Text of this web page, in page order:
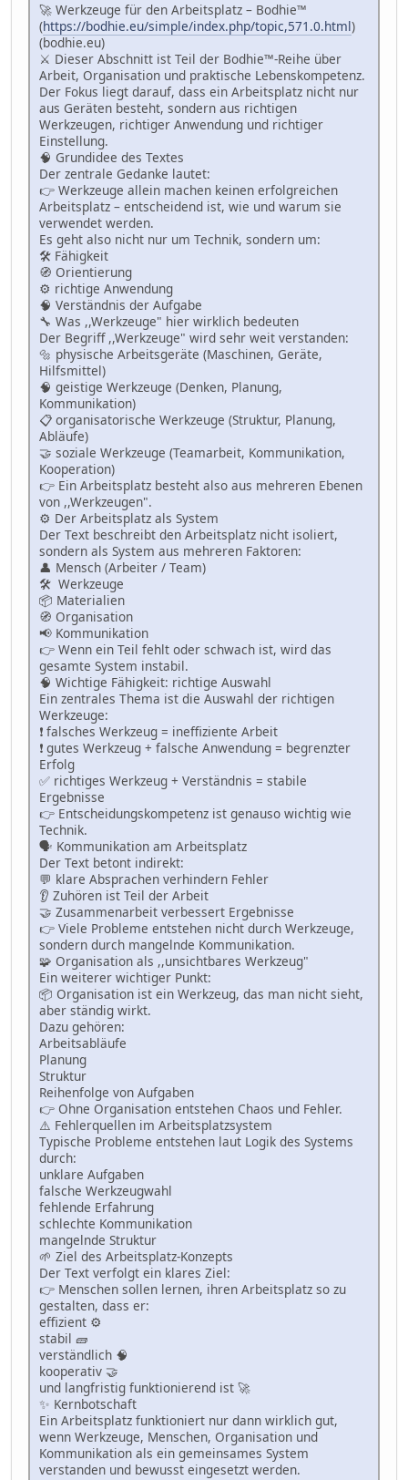
🚀 Werkzeuge für den Arbeitsplatz – Bodhie™
(https://bodhie.eu/simple/index.php/topic,571.0.html)
(bodhie.eu)
⚔️ Dieser Abschnitt ist Teil der Bodhie™-Reihe über
Arbeit, Organisation und praktische Lebenskompetenz.
Der Fokus liegt darauf, dass ein Arbeitsplatz nicht nur
aus Geräten besteht, sondern aus richtigen
Werkzeugen, richtiger Anwendung und richtiger
Einstellung.
🧠 Grundidee des Textes
Der zentrale Gedanke lautet:
👉 Werkzeuge allein machen keinen erfolgreichen
Arbeitsplatz – entscheidend ist, wie und warum sie
verwendet werden.
Es geht also nicht nur um Technik, sondern um:
🛠 Fähigkeit
🧭 Orientierung
⚙️ richtige Anwendung
🧠 Verständnis der Aufgabe
🔧 Was ,,Werkzeuge" hier wirklich bedeuten
Der Begriff ,,Werkzeuge" wird sehr weit verstanden:
🔩 physische Arbeitsgeräte (Maschinen, Geräte,
Hilfsmittel)
🧠 geistige Werkzeuge (Denken, Planung,
Kommunikation)
📋 organisatorische Werkzeuge (Struktur, Planung,
Abläufe)
🤝 soziale Werkzeuge (Teamarbeit, Kommunikation,
Kooperation)
👉 Ein Arbeitsplatz besteht also aus mehreren Ebenen
von ,,Werkzeugen".
⚙️ Der Arbeitsplatz als System
Der Text beschreibt den Arbeitsplatz nicht isoliert,
sondern als System aus mehreren Faktoren:
👤 Mensch (Arbeiter / Team)
🛠 Werkzeuge
📦 Materialien
🧭 Organisation
📢 Kommunikation
👉 Wenn ein Teil fehlt oder schwach ist, wird das
gesamte System instabil.
🧠 Wichtige Fähigkeit: richtige Auswahl
Ein zentrales Thema ist die Auswahl der richtigen
Werkzeuge:
❗ falsches Werkzeug = ineffiziente Arbeit
❗ gutes Werkzeug + falsche Anwendung = begrenzter
Erfolg
✅ richtiges Werkzeug + Verständnis = stabile
Ergebnisse
👉 Entscheidungskompetenz ist genauso wichtig wie
Technik.
🗣 Kommunikation am Arbeitsplatz
Der Text betont indirekt:
💬 klare Absprachen verhindern Fehler
👂 Zuhören ist Teil der Arbeit
🤝 Zusammenarbeit verbessert Ergebnisse
👉 Viele Probleme entstehen nicht durch Werkzeuge,
sondern durch mangelnde Kommunikation.
🧩 Organisation als ,,unsichtbares Werkzeug"
Ein weiterer wichtiger Punkt:
📦 Organisation ist ein Werkzeug, das man nicht sieht,
aber ständig wirkt.
Dazu gehören:
Arbeitsabläufe
Planung
Struktur
Reihenfolge von Aufgaben
👉 Ohne Organisation entstehen Chaos und Fehler.
⚠️ Fehlerquellen im Arbeitsplatzsystem
Typische Probleme entstehen laut Logik des Systems
durch:
unklare Aufgaben
falsche Werkzeugwahl
fehlende Erfahrung
schlechte Kommunikation
mangelnde Struktur
🌱 Ziel des Arbeitsplatz-Konzepts
Der Text verfolgt ein klares Ziel:
👉 Menschen sollen lernen, ihren Arbeitsplatz so zu
gestalten, dass er:
effizient ⚙️
stabil 🧱
verständlich 🧠
kooperativ 🤝
und langfristig funktionierend ist 🚀
✨ Kernbotschaft
Ein Arbeitsplatz funktioniert nur dann wirklich gut,
wenn Werkzeuge, Menschen, Organisation und
Kommunikation als ein gemeinsames System
verstanden und bewusst eingesetzt werden.